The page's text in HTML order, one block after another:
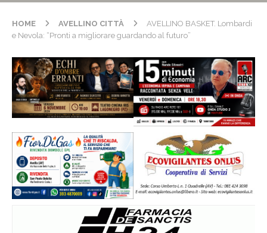
HOME AVELLINO CITTÀ
AVELLINO BASKET. Lombardi
e Nevola: “Pronti a migliorare guardando al futuro”